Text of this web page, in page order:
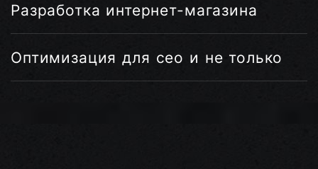
Разработка интернет-магазина
Оптимизация для сео и не только